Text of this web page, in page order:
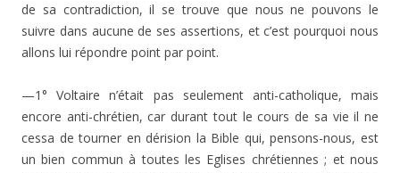
de sa contradiction, il se trouve que nous ne pouvons le
suivre dans aucune de ses assertions, et c’est pourquoi nous
allons lui répondre point par point.
—1° Voltaire n’était pas seulement anti-catho­lique, mais
encore anti-chrétien, car durant tout le cours de sa vie il ne
cessa de tourner en dérision la Bible qui, pensons-nous, est
un bien commun à toutes les Eglises chrétiennes ; et nous